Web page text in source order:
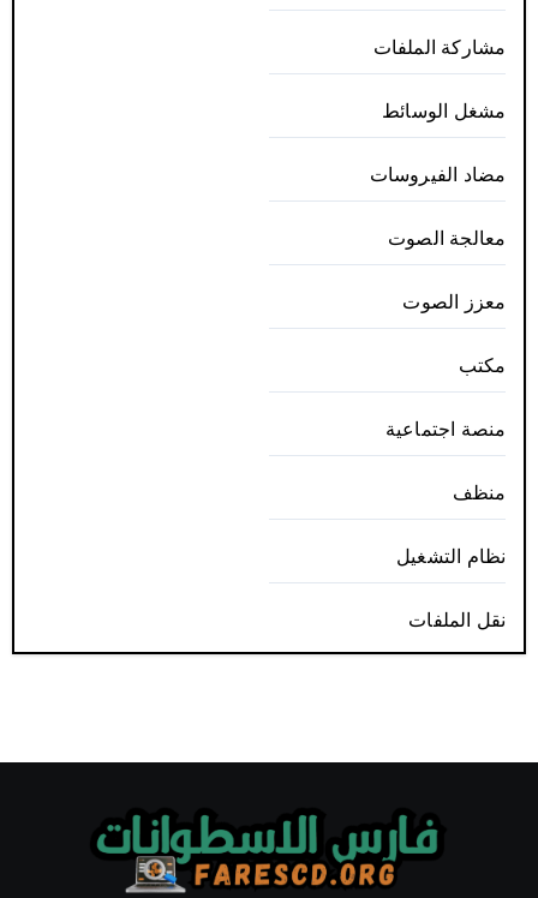
مشاركة الملفات
مشغل الوسائط
مضاد الفيروسات
معالجة الصوت
معزز الصوت
مكتب
منصة اجتماعية
منظف
نظام التشغيل
نقل الملفات